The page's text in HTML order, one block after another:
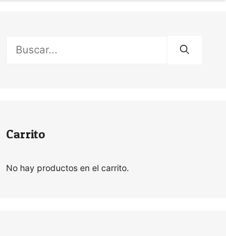
Buscar:
Carrito
No hay productos en el carrito.